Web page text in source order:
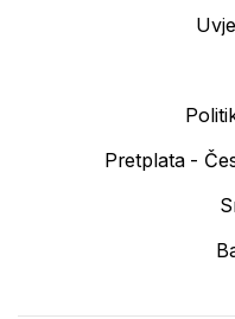
Pretplata -